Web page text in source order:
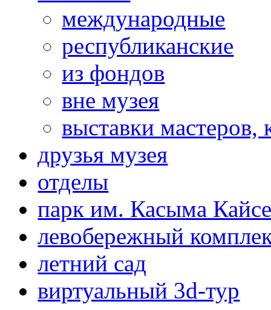
международные
республиканские
из фондов
вне музея
выставки мастеров,
друзья музея
отделы
парк им. Касыма
левобережный
летний сад
виртуальный 3d-тур